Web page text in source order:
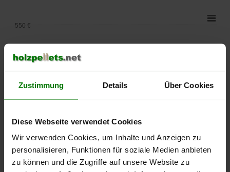
Zustimmung Details Über Cookies
Diese Webseite verwendet Cookies
Wir verwenden Cookies, um Inhalte und Anzeigen zu
personalisieren, Funktionen für soziale Medien anbieten
zu können und die Zugriffe auf unsere Website zu
250 €
350 €
550 €